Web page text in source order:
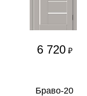
6 720 ₽
Браво-20